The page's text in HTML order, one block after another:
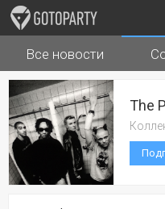
Города Музыка
Все новости
The